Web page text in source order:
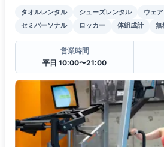
タオルレンタル シューズレンタル
ウェ
セミパーソナル
ロッカー 体組成計 無
営業時間
平日 10:00〜21:00